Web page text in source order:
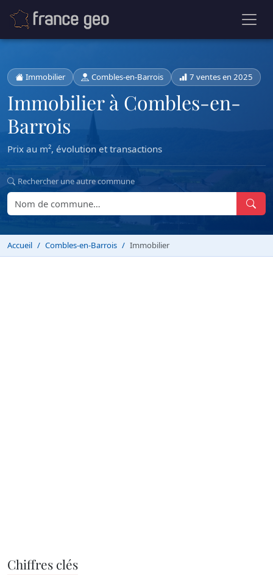
Immobilier Combles-en-Barrois 7 ventes en 2025
Immobilier à Combles-en-
Barrois
Prix au m², évolution et transactions
Rechercher une autre commune
Accueil Combles-en-Barrois Immobilier
Chiffres clés